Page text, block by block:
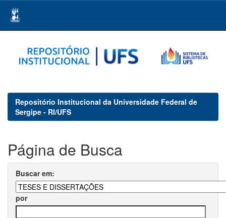
navigation
Repositório Institucional da Universidade Federal de
Sergipe - RI/UFS
Página de Busca
Buscar em:
por